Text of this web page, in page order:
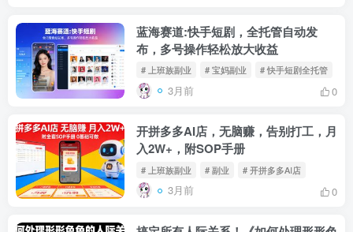
蓝海赛道:快手短剧，全托管自动发
布，多号操作轻松放大收益
# 上班族副业 # 宝妈副业 # 快手短剧全托管
3月前 0
开拼多多AI店，无脑赚，告别打工，月
入2W+，附SOP手册
# 上班族副业 # 副业 # 开拼多多AI店
3月前 0